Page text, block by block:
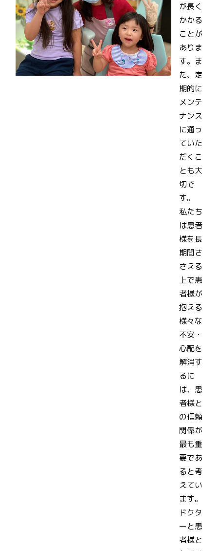
が長く
かかる
ことが
ありま
す。ま
た、定
期的に
メンテ
ナンス
に通っ
ていた
だくこ
とも大
切で
す。
私たち
は患者
様を長
期間さ
さえる
上で患
者様が
抱える
様々な
不安・
心配を
解消す
るに
は、患
者様と
の信頼
関係が
最も重
要であ
ると考
えてい
ます。
ドクタ
ーと患
者様と